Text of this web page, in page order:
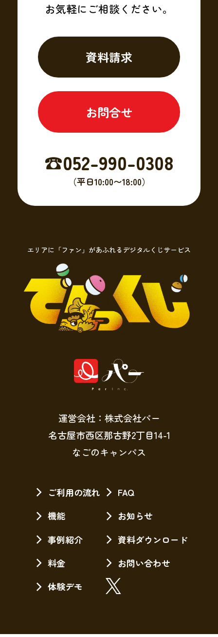
お気軽にご相談ください。
資料請求
お問合せ
☎︎052-990-0308
（平日10:00〜18:00）
エリアに「ファン」があふれるデジタルくじサービス
運営会社：株式会社パー
名古屋市西区那古野2丁目14-1
なごのキャンパス
ご利用の流れ
機能
事例紹介
料金
体験デモ
FAQ
お知らせ
資料ダウンロード
お問い合わせ